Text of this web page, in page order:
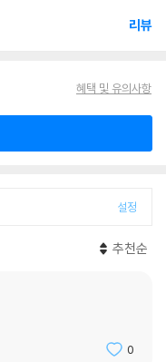
리뷰
혜택 및 유의사항
설정
추천순
0